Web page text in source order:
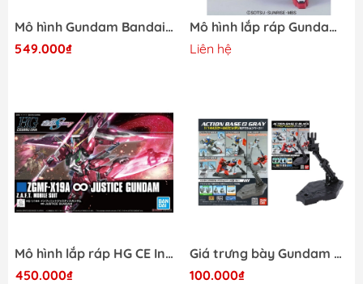
Mô hình Gundam Bandai HGCE ZGMF-X20A Strike Freedom - GDC 4573102556103
549.000₫
Mô hình lắp ráp Gundam HG 00 Avalanche Exia 064 TThongli
Liên hệ
Mô hình lắp ráp HG CE Infinite Justice Gundam Bandai 4573102589309
450.000₫
Giá trưng bày Gundam HG RG Action Base 2 Black Đen - Gray Xám (Display) Bandai
100.000₫